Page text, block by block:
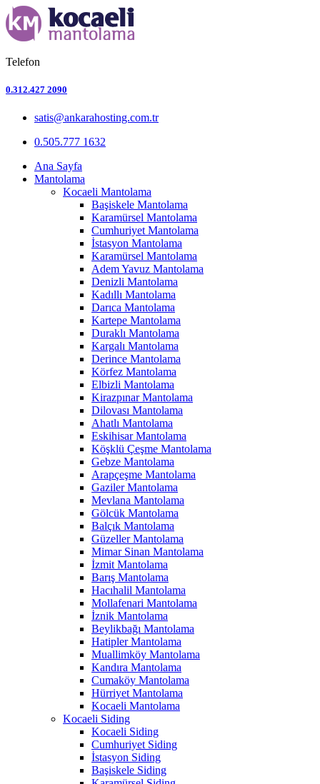
Telefon
0.312.427 2090
satis@ankarahosting.com.tr
0.505.777 1632
Ana Sayfa
Mantolama
Kocaeli Mantolama
Başiskele Mantolama
Karamürsel Mantolama
Cumhuriyet Mantolama
İstasyon Mantolama
Karamürsel Mantolama
Adem Yavuz Mantolama
Denizli Mantolama
Kadıllı Mantolama
Darıca Mantolama
Kartepe Mantolama
Duraklı Mantolama
Kargalı Mantolama
Derince Mantolama
Körfez Mantolama
Elbizli Mantolama
Kirazpınar Mantolama
Dilovası Mantolama
Ahatlı Mantolama
Eskihisar Mantolama
Köşklü Çeşme Mantolama
Gebze Mantolama
Arapçeşme Mantolama
Gaziler Mantolama
Mevlana Mantolama
Gölcük Mantolama
Balçık Mantolama
Güzeller Mantolama
Mimar Sinan Mantolama
İzmit Mantolama
Barış Mantolama
Hacıhalil Mantolama
Mollafenari Mantolama
İznik Mantolama
Beylikbağı Mantolama
Hatipler Mantolama
Muallimköy Mantolama
Kandıra Mantolama
Cumaköy Mantolama
Hürriyet Mantolama
Kocaeli Mantolama
Kocaeli Siding
Kocaeli Siding
Cumhuriyet Siding
İstasyon Siding
Başiskele Siding